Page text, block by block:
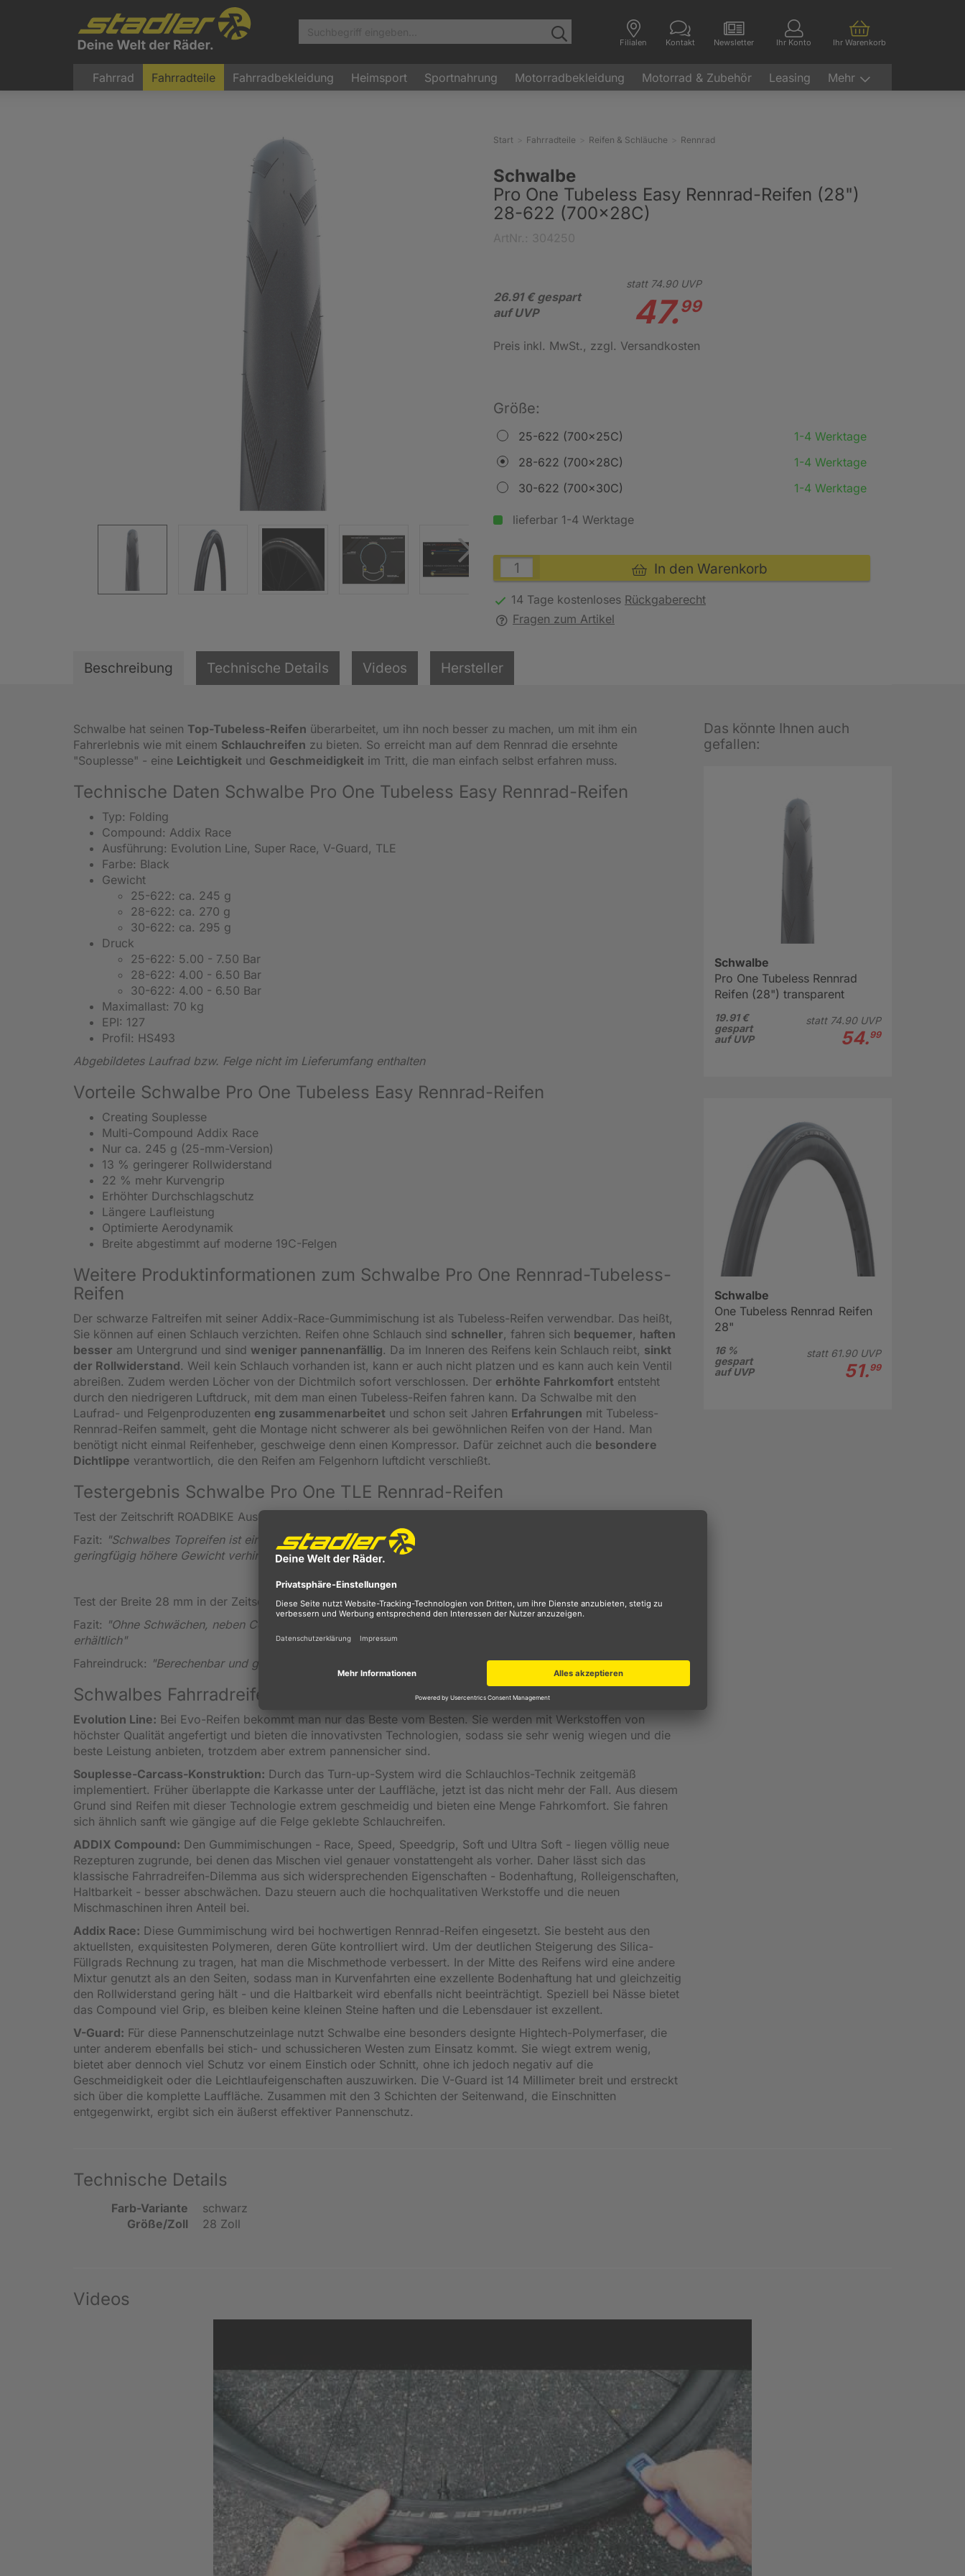
Filialen Kontakt Newsletter Ihr Konto Ihr Warenkorb
Fahrrad Fahrradteile Fahrradbekleidung Heimsport Sportnahrung Motorradbekleidung Motorrad & Zubehör Leasing Mehr
Start Fahrradteile Reifen & Schläuche Rennrad
Schwalbe
Pro One Tubeless Easy Rennrad-Reifen (28")
28-622 (700x28C)
26.91 € gespart
auf UVP
statt 74.90UVP
47.99
Preis inkl. MwSt., zzgl. Versandkosten
Größe:
25-622 (700x25C)
1-4 Werktage
28-622 (700x28C)
1-4 Werktage
30-622 (700x30C)
1-4 Werktage
lieferbar 1-4 Werktage
In den Warenkorb
14 Tage kostenloses Rückgaberecht
Fragen zum Artikel
Beschreibung Technische Details Videos Hersteller
Schwalbe hat seinen Top-Tubeless-Reifen überarbeitet, um ihn noch besser zu machen, um mit ihm ein
Fahrerlebnis wie mit einem Schlauchreifen zu bieten. So erreicht man auf dem Rennrad die ersehnte
"Souplesse" - eine Leichtigkeit und Geschmeidigkeit im Tritt, die man einfach selbst erfahren muss.
Technische Daten Schwalbe Pro One Tubeless Easy Rennrad-Reifen
Typ: Folding
Compound: Addix Race
Ausführung: Evolution Line, Super Race, V-Guard, TLE
Farbe: Black
Gewicht
25-622: ca. 245 g
28-622: ca. 270 g
30-622: ca. 295 g
Druck
25-622: 5.00 - 7.50 Bar
28-622: 4.00 - 6.50 Bar
30-622: 4.00 - 6.50 Bar
Maximallast: 70 kg
EPI: 127
Profil: HS493
Abgebildetes Laufrad bzw. Felge nicht im Lieferumfang enthalten
Vorteile Schwalbe Pro One Tubeless Easy Rennrad-Reifen
Creating Souplesse
Multi-Compound Addix Race
Nur ca. 245 g (25-mm-Version)
13 % geringerer Rollwiderstand
22 % mehr Kurvengrip
Erhöhter Durchschlagschutz
Längere Laufleistung
Optimierte Aerodynamik
Breite abgestimmt auf moderne 19C-Felgen
Weitere Produktinformationen zum Schwalbe Pro One Rennrad-Tubeless-
Reifen
Der schwarze Faltreifen mit seiner Addix-Race-Gummimischung ist als Tubeless-Reifen verwendbar. Das heißt,
Sie können auf einen Schlauch verzichten. Reifen ohne Schlauch sind schneller, fahren sich bequemer, haften
besser am Untergrund und sind weniger pannenanfällig. Da im Inneren des Reifens kein Schlauch reibt, sinkt
der Rollwiderstand. Weil kein Schlauch vorhanden ist, kann er auch nicht platzen und es kann auch kein Ventil
abreißen. Zudem werden Löcher von der Dichtmilch sofort verschlossen. Der erhöhte Fahrkomfort entsteht
durch den niedrigeren Luftdruck, mit dem man einen Tubeless-Reifen fahren kann. Da Schwalbe mit den
Laufrad- und Felgenproduzenten eng zusammenarbeitet und schon seit Jahren Erfahrungen mit Tubeless-
Rennrad-Reifen sammelt, geht die Montage nicht schwerer als bei gewöhnlichen Reifen von der Hand. Man
benötigt nicht einmal Reifenheber, geschweige denn einen Kompressor. Dafür zeichnet auch die besondere
Dichtlippe verantwortlich, die den Reifen am Felgenhorn luftdicht verschließt.
Testergebnis Schwalbe Pro One TLE Rennrad-Reifen
Test der Zeitschrift ROADBIKE Ausgabe 05/2026:
Fazit: "Schwalbes Topreifen ist eine sichere Bank: satte Straßenlage, viel Grip, komfortabel und schnell. Das
geringfügig höhere Gewicht verhindert den Testsieg, dafür ist der Pro One preislich attraktiv."
Test der Breite 28 mm in der Zeitschrift TOUR Ausgabe 08/2023:Note 1,6!
Fazit: "Ohne Schwächen, neben Conti bester Pannenschutz bei Tubeless. Fällt breit aus, bis 34 Millimeter
erhältlich"
Fahreindruck: "Berechenbar und gutmütig, weiches Abrollverhalten, in Kurvenlage gut kontrollierbar"
Schwalbes Fahrradreifen-Technologien
Evolution Line: Bei Evo-Reifen bekommt man nur das Beste vom Besten. Sie werden mit Werkstoffen von
höchster Qualität angefertigt und bieten die innovativsten Technologien, sodass sie sehr wenig wiegen und die
beste Leistung anbieten, trotzdem aber extrem pannensicher sind.
Souplesse-Carcass-Konstruktion: Durch das Turn-up-System wird die Schlauchlos-Technik zeitgemäß
implementiert. Früher überlappte die Karkasse unter der Lauffläche, jetzt ist das nicht mehr der Fall. Aus diesem
Grund sind Reifen mit dieser Technologie extrem geschmeidig und bieten eine Menge Fahrkomfort. Sie fahren
sich ähnlich sanft wie gängige auf die Felge geklebte Schlauchreifen.
ADDIX Compound: Den Gummimischungen - Race, Speed, Speedgrip, Soft und Ultra Soft - liegen völlig neue
Rezepturen zugrunde, bei denen das Mischen viel genauer vonstattengeht als vorher. Daher lässt sich das
klassische Fahrradreifen-Dilemma aus sich widersprechenden Eigenschaften - Bodenhaftung, Rolleigenschaften,
Haltbarkeit - besser abschwächen. Dazu steuern auch die hochqualitativen Werkstoffe und die neuen
Mischmaschinen ihren Anteil bei.
Addix Race: Diese Gummimischung wird bei hochwertigen Rennrad-Reifen eingesetzt. Sie besteht aus den
aktuellsten, exquisitesten Polymeren, deren Güte kontrolliert wird. Um der deutlichen Steigerung des Silica-
Füllgrads Rechnung zu tragen, hat man die Mischmethode verbessert. In der Mitte des Reifens wird eine andere
Mixtur genutzt als an den Seiten, sodass man in Kurvenfahrten eine exzellente Bodenhaftung hat und gleichzeitig
den Rollwiderstand gering hält - und die Haltbarkeit wird ebenfalls nicht beeinträchtigt. Speziell bei Nässe bietet
das Compound viel Grip, es bleiben keine kleinen Steine haften und die Lebensdauer ist exzellent.
V-Guard: Für diese Pannenschutzeinlage nutzt Schwalbe eine besonders designte Hightech-Polymerfaser, die
unter anderem ebenfalls bei stich- und schussicheren Westen zum Einsatz kommt. Sie wiegt extrem wenig,
bietet aber dennoch viel Schutz vor einem Einstich oder Schnitt, ohne ich jedoch negativ auf die
Geschmeidigkeit oder die Leichtlaufeigenschaften auszuwirken. Die V-Guard ist 14 Millimeter breit und erstreckt
sich über die komplette Lauffläche. Zusammen mit den 3 Schichten der Seitenwand, die Einschnitten
entgegenwirkt, ergibt sich ein äußerst effektiver Pannenschutz.
Das könnte Ihnen auch
gefallen:
Schwalbe
Pro One Tubeless Rennrad
Reifen (28") transparent
19.91 €
gespart
auf UVP
statt 74.90UVP
54.99
Schwalbe
One Tubeless Rennrad Reifen
28"
16 %
gespart
auf UVP
statt 61.90UVP
51.99
Technische Details
Farb-Variante
schwarz
Größe/Zoll
28 Zoll
Videos